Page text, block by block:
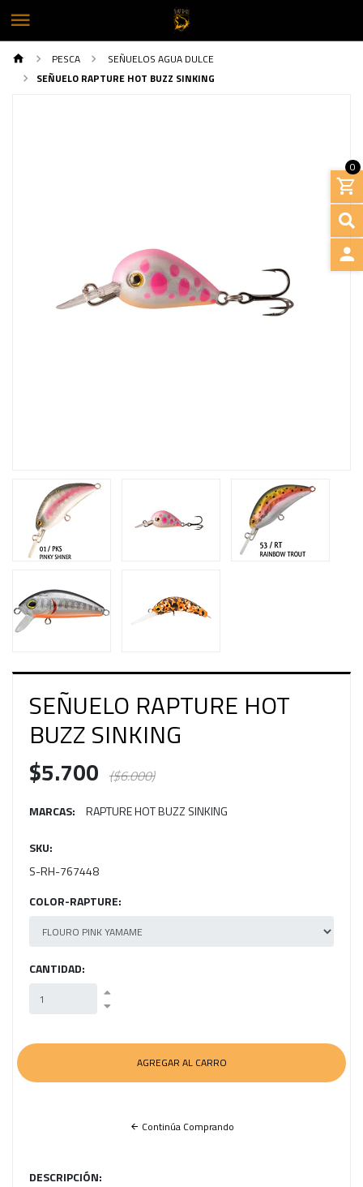
0
PESCA
SEÑUELOS AGUA DULCE
SEÑUELO RAPTURE HOT BUZZ SINKING
SEÑUELO RAPTURE HOT
BUZZ SINKING
$5.700 ($6.000)
MARCAS: RAPTURE HOT BUZZ SINKING
SKU:
S-RH-767448
COLOR-RAPTURE:
CANTIDAD:
Continúa Comprando
DESCRIPCIÓN: